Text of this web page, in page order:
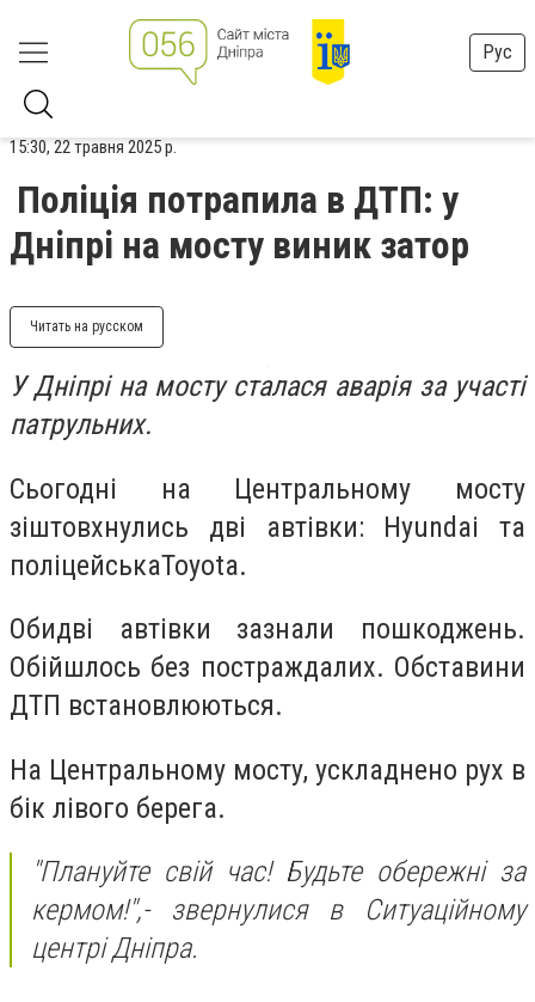
Рус
15:30, 22 травня 2025 р.
Поліція потрапила в ДТП: у
Дніпрі на мосту виник затор
Читать на русском
У Дніпрі на мосту сталася аварія за участі
патрульних.
Сьогодні на Центральному мосту
зіштовхнулись дві автівки: Hyundai та
поліцейськаToyota.
Обидві автівки зазнали пошкоджень.
Обійшлось без постраждалих. Обставини
ДТП встановлюються.
На Центральному мосту, ускладнено рух в
бік лівого берега.
"Плануйте свій час! Будьте обережні за
кермом!",-звернулися в Ситуаційному
центрі Дніпра.